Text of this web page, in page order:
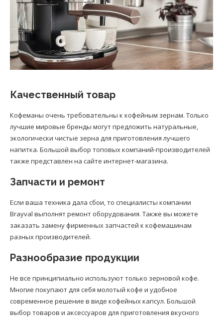
Качественный товар
Кофеманы очень требовательны к кофейным зернам. Только
лучшие мировые бренды могут предложить натуральные,
экологически чистые зерна для приготовления лучшего
напитка. Большой выбор топовых компаний-производителей
также представлен на сайте интернет-магазина.
Запчасти и ремонт
Если ваша техника дала сбои, то специалисты компании
Brayval выполнят ремонт оборудования. Также вы можете
заказать замену фирменных запчастей к кофемашинам
разных производителей.
Разнообразие продукции
Не все принципиально используют только зерновой кофе.
Многие покупают для себя молотый кофе и удобное
современное решение в виде кофейных капсул. Большой
выбор товаров и аксессуаров для приготовления вкусного